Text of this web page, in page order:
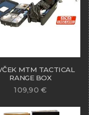
MTM TACTICAL
RANGE BOX
109,90€